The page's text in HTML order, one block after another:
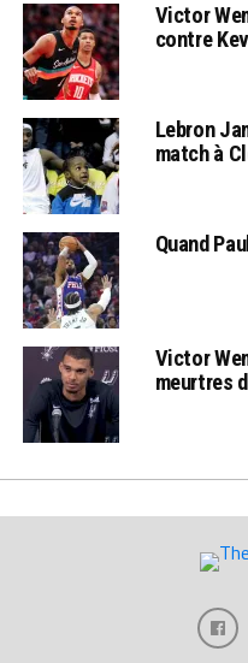
Victor
contre
Lebron
match à
Quand
Victor
meurtres